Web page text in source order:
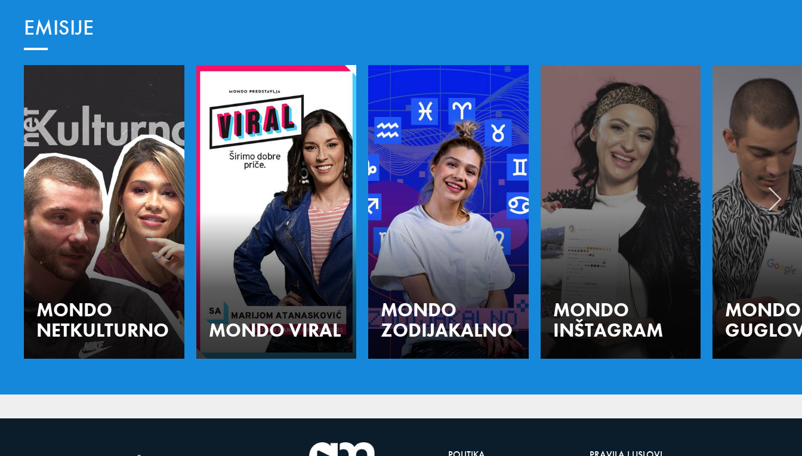
EMISIJE
MONDO
NETKULTURNO
MONDO VIRAL
MONDO
ZODIJAKALNO
MONDO
INŠTAGRAM
MONDO